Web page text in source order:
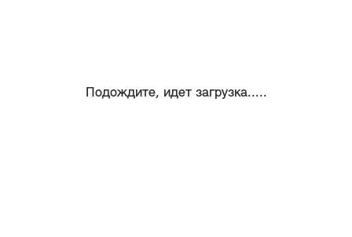
Подождите, идет загрузка.....